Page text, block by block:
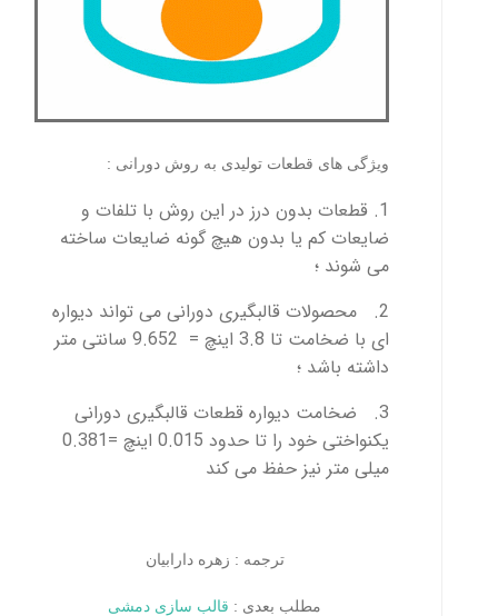
ویژگی های قطعات تولیدی به روش دورانی :
1. قطعات بدون درز در این روش با تلفات و
ضایعات کم یا بدون هیچ گونه ضایعات ساخته
می شوند ؛
2. محصولات قالبگیری دورانی می تواند دیواره
ای با ضخامت تا 3.8 اینچ = 9.652 سانتی متر
داشته باشد ؛
3. ضخامت دیواره قطعات قالبگیری دورانی
یکنواختی خود را تا حدود 0.015 اینچ =0.381
میلی متر نیز حفظ می کند
ترجمه : زهره دارابیان
مطلب بعدی : قالب سازی دمشی